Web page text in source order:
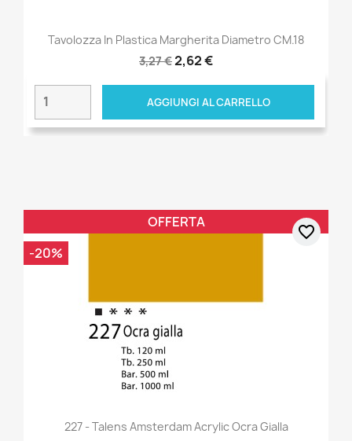
Tavolozza In Plastica Margherita Diametro CM.18
3,27 €2,62 €
AGGIUNGI AL CARRELLO
227 - Talens Amsterdam Acrylic Ocra Gialla
OFFERTA
-20%
favorite_border